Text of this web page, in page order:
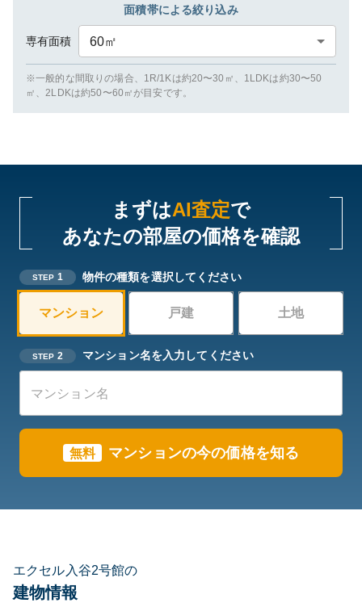
面積帯による絞り込み
専有面積 60㎡
※一般的な間取りの場合、1R/1Kは約20〜30㎡、1LDKは約30〜50
㎡、2LDKは約50〜60㎡が目安です。
まずはAI査定で
あなたの部屋の価格を確認
STEP 1 物件の種類を選択してください
マンション 戸建 土地
STEP 2 マンション名を入力してください
無料 マンションの今の価格を知る
エクセル入谷2号館の
建物情報